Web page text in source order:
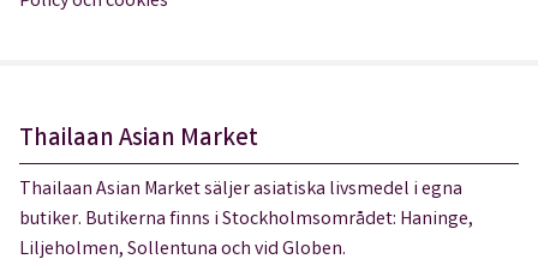
Thailaan Asian Market
Thailaan Asian Market säljer asiatiska livsmedel i egna
butiker. Butikerna finns i Stockholmsområdet: Haninge,
Liljeholmen, Sollentuna och vid Globen.